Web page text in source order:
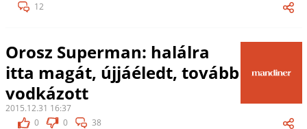
12
Orosz Superman: halálra
itta magát, újjáéledt, tovább
vodkázott
2015.12.31 16:37
0
0 38